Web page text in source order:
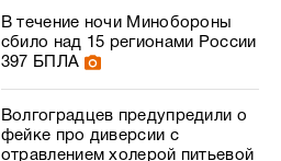
В течение ночи Минобороны
сбило над 15 регионами России
397 БПЛА
Волгоградцев предупредили о
фейке про диверсии с
отравлением холерой питьевой